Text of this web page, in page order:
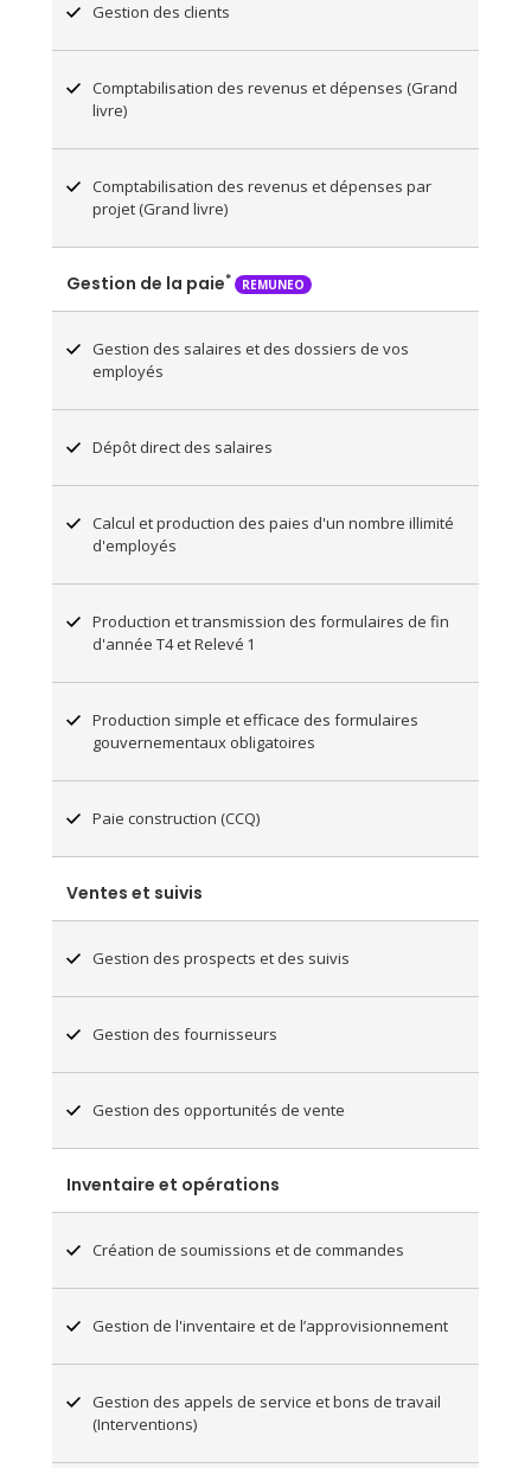
Gestion des clients
Comptabilisation des revenus et dépenses (Grand
livre)
Comptabilisation des revenus et dépenses par
projet (Grand livre)
Gestion de la paie* REMUNEO
Gestion des salaires et des dossiers de vos
employés
Dépôt direct des salaires
Calcul et production des paies d'un nombre illimité
d'employés
Production et transmission des formulaires de fin
d'année T4 et Relevé 1
Production simple et efficace des formulaires
gouvernementaux obligatoires
Paie construction (CCQ)
Ventes et suivis
Gestion des prospects et des suivis
Gestion des fournisseurs
Gestion des opportunités de vente
Inventaire et opérations
Création de soumissions et de commandes
Gestion de l'inventaire et de l’approvisionnement
Gestion des appels de service et bons de travail
(Interventions)